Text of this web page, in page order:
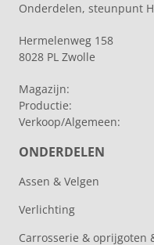
Onderdelen, steunpunt
Hermelenweg 158
8028 PL Zwolle
Magazijn:
Productie:
Verkoop/Algemeen:
ONDERDELEN
Assen & Velgen
Verlichting
Carrosserie & oprijgoten